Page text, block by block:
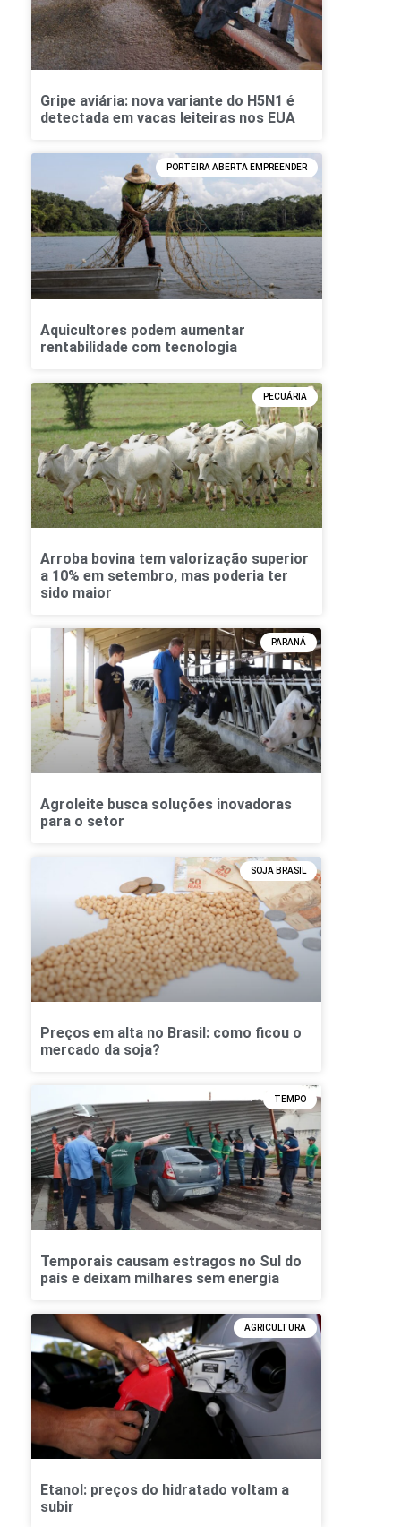
Gripe aviária: nova variante do H5N1 é
detectada em vacas leiteiras nos EUA
PORTEIRA ABERTA EMPREENDER
Aquicultores podem aumentar
rentabilidade com tecnologia
PECUÁRIA
Arroba bovina tem valorização superior
a 10% em setembro, mas poderia ter
sido maior
PARANÁ
Agroleite busca soluções inovadoras
para o setor
SOJA BRASIL
Preços em alta no Brasil: como ficou o
mercado da soja?
TEMPO
Temporais causam estragos no Sul do
país e deixam milhares sem energia
AGRICULTURA
Etanol: preços do hidratado voltam a
subir